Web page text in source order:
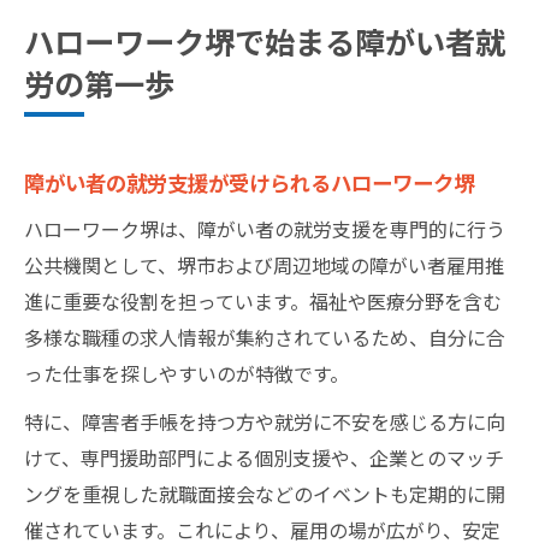
ハローワーク堺で始まる障がい者就
労の第一歩
障がい者の就労支援が受けられるハローワーク堺
ハローワーク堺は、障がい者の就労支援を専門的に行う
公共機関として、堺市および周辺地域の障がい者雇用推
進に重要な役割を担っています。福祉や医療分野を含む
多様な職種の求人情報が集約されているため、自分に合
った仕事を探しやすいのが特徴です。
特に、障害者手帳を持つ方や就労に不安を感じる方に向
けて、専門援助部門による個別支援や、企業とのマッチ
ングを重視した就職面接会などのイベントも定期的に開
催されています。これにより、雇用の場が広がり、安定